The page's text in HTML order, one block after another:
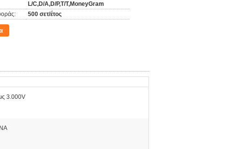
L/C,D/A,D/P,T/T,MoneyGram
500 σετ/έτος
3.000V